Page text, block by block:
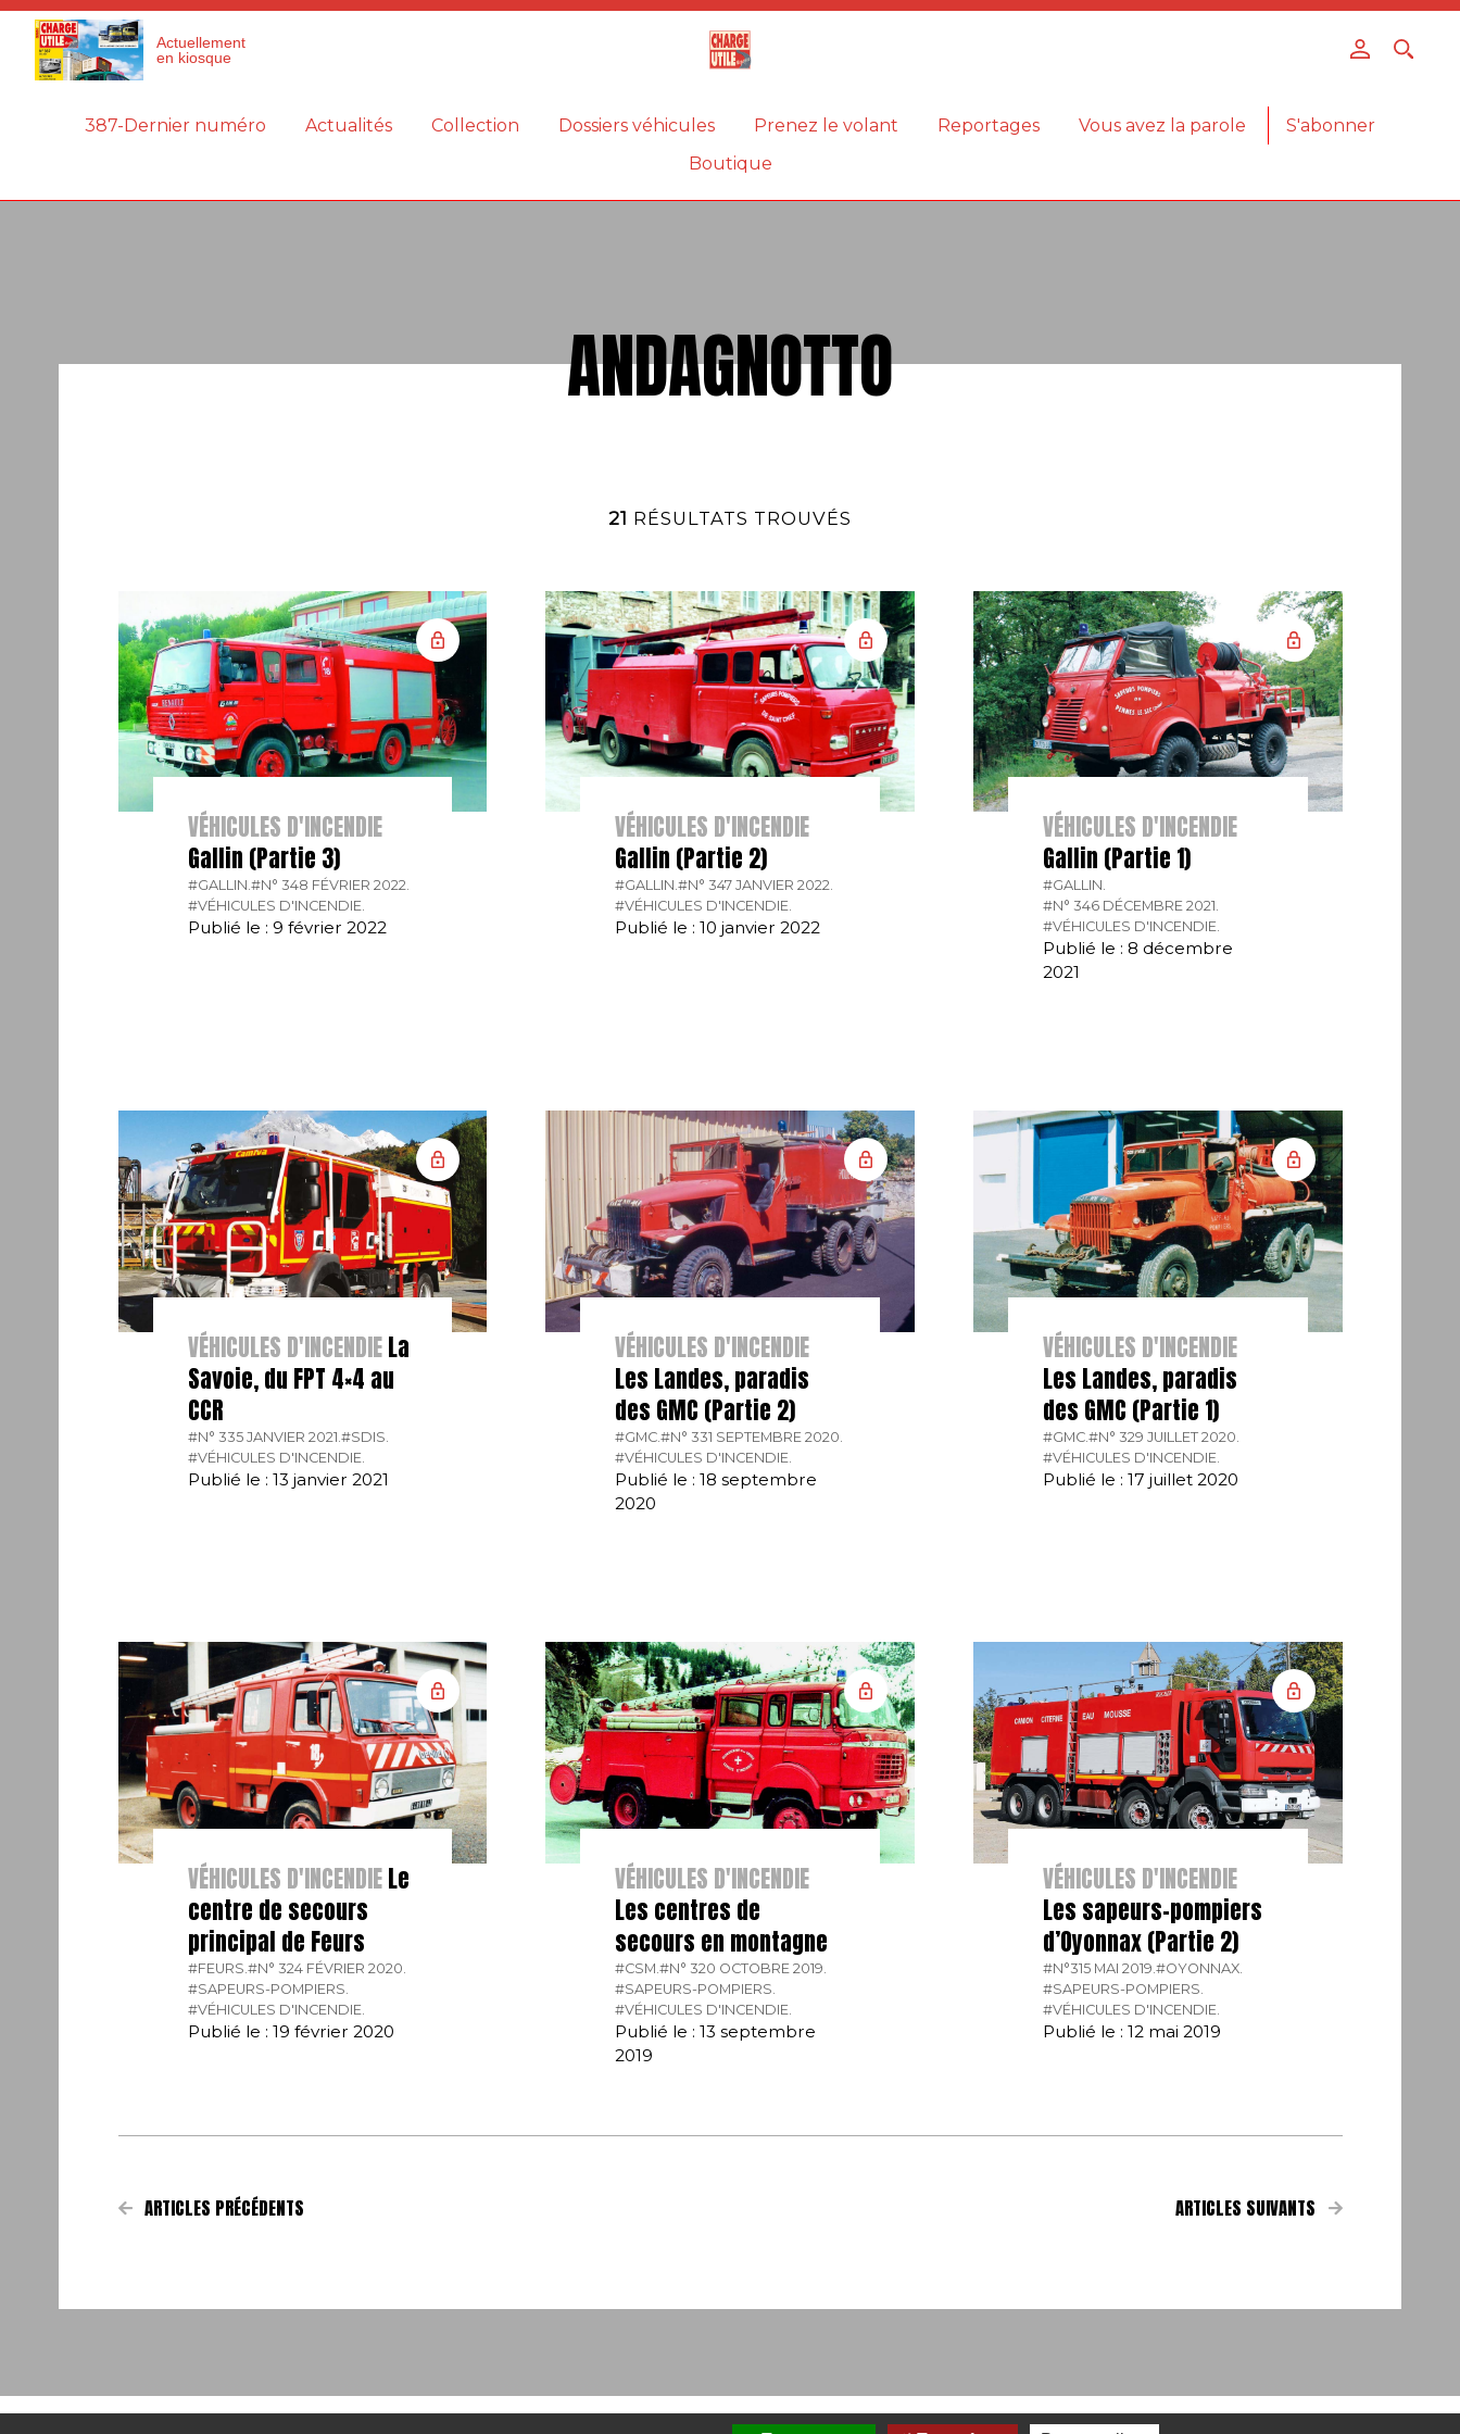
Actuellement
en kiosque
387-Dernier numéro Actualités Collection Dossiers véhicules Prenez le volant Reportages Vous avez la parole
S'abonner
Boutique
ANDAGNOTTO
21 RÉSULTATS TROUVÉS
VÉHICULES D'INCENDIE
Gallin (Partie 3)
#GALLIN.#N° 348 FÉVRIER 2022.
#VÉHICULES D'INCENDIE.
Publié le : 9 février 2022
VÉHICULES D'INCENDIE
Gallin (Partie 2)
#GALLIN.#N° 347 JANVIER 2022.
#VÉHICULES D'INCENDIE.
Publié le : 10 janvier 2022
VÉHICULES D'INCENDIE
Gallin (Partie 1)
#GALLIN.
#N° 346 DÉCEMBRE 2021.
#VÉHICULES D'INCENDIE.
Publié le : 8 décembre
2021
VÉHICULES D'INCENDIELa
Savoie, du FPT 4×4 au
CCR
#N° 335 JANVIER 2021.#SDIS.
#VÉHICULES D'INCENDIE.
Publié le : 13 janvier 2021
VÉHICULES D'INCENDIE
Les Landes, paradis
des GMC (Partie 2)
#GMC.#N° 331 SEPTEMBRE 2020.
#VÉHICULES D'INCENDIE.
Publié le : 18 septembre
2020
VÉHICULES D'INCENDIE
Les Landes, paradis
des GMC (Partie 1)
#GMC.#N° 329 JUILLET 2020.
#VÉHICULES D'INCENDIE.
Publié le : 17 juillet 2020
VÉHICULES D'INCENDIELe
centre de secours
principal de Feurs
#FEURS.#N° 324 FÉVRIER 2020.
#SAPEURS-POMPIERS.
#VÉHICULES D'INCENDIE.
Publié le : 19 février 2020
VÉHICULES D'INCENDIE
Les centres de
secours en montagne
#CSM.#N° 320 OCTOBRE 2019.
#SAPEURS-POMPIERS.
#VÉHICULES D'INCENDIE.
Publié le : 13 septembre
2019
VÉHICULES D'INCENDIE
Les sapeurs-pompiers
d’Oyonnax (Partie 2)
#N°315 MAI 2019.#OYONNAX.
#SAPEURS-POMPIERS.
#VÉHICULES D'INCENDIE.
Publié le : 12 mai 2019
ARTICLES PRÉCÉDENTS ARTICLES SUIVANTS
Panneau de gestion des cookies